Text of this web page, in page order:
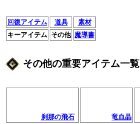
回復アイテム 道具
素材
キーアイテム
その他 魔導書
その他の重要アイテム一覧
刹那の飛石 竜血晶